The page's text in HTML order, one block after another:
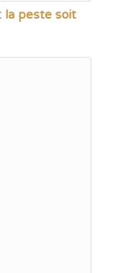
la peste soit